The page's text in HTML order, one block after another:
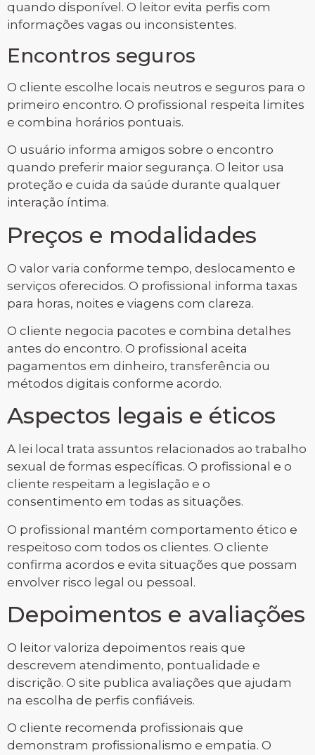
quando disponível. O leitor evita perfis com
informações vagas ou inconsistentes.
Encontros seguros
O cliente escolhe locais neutros e seguros para o
primeiro encontro. O profissional respeita limites
e combina horários pontuais.
O usuário informa amigos sobre o encontro
quando preferir maior segurança. O leitor usa
proteção e cuida da saúde durante qualquer
interação íntima.
Preços e modalidades
O valor varia conforme tempo, deslocamento e
serviços oferecidos. O profissional informa taxas
para horas, noites e viagens com clareza.
O cliente negocia pacotes e combina detalhes
antes do encontro. O profissional aceita
pagamentos em dinheiro, transferência ou
métodos digitais conforme acordo.
Aspectos legais e éticos
A lei local trata assuntos relacionados ao trabalho
sexual de formas específicas. O profissional e o
cliente respeitam a legislação e o
consentimento em todas as situações.
O profissional mantém comportamento ético e
respeitoso com todos os clientes. O cliente
confirma acordos e evita situações que possam
envolver risco legal ou pessoal.
Depoimentos e avaliações
O leitor valoriza depoimentos reais que
descrevem atendimento, pontualidade e
discrição. O site publica avaliações que ajudam
na escolha de perfis confiáveis.
O cliente recomenda profissionais que
demonstram profissionalismo e empatia. O